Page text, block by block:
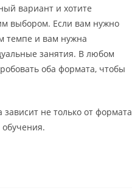
вариант и хотите
выбором. Если вам нужно
темпе и вам нужна
занятия. В любом
оба формата, чтобы
не только от формата